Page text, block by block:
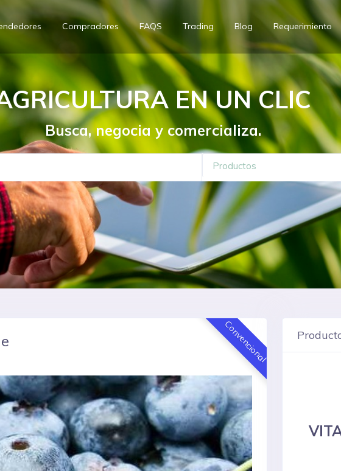
Compradores FAQS Trading Blog Requerimiento
EN UN CLIC
Busca, negocia y comercializa.
Convencional